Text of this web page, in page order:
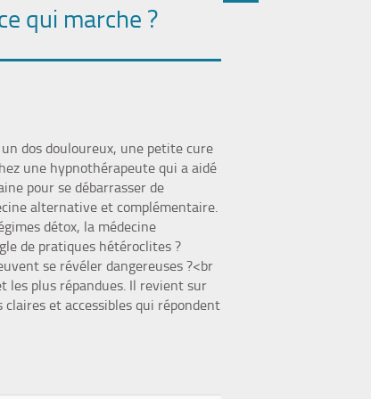
fenêtre)
mail
qui marche ?
dos douloureux, une petite cure
une hypnothérapeute qui a aidé
pour se débarrasser de
alternative et complémentaire.
détox, la médecine
de pratiques hétéroclites ?
se révéler dangereuses ?<br
les plus répandues. Il revient sur
et accessibles qui répondent